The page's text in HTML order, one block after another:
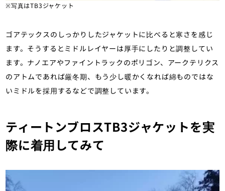
※写真はTB3ジャケット
ゴアテックスのしっかりしたジャケットに比べると寒さを感じ
ます。そうするとミドルレイヤーは厚手にしたりと調整してい
ます。ナノエアやファイントラックのポリゴン、アークテリクス
のアトムであれば厳冬期、もう少し暖かくなれば綿ものではな
いミドルを採用するなどで調整しています。
ティートンブロスTB3ジャケットを実
際に着用してみて